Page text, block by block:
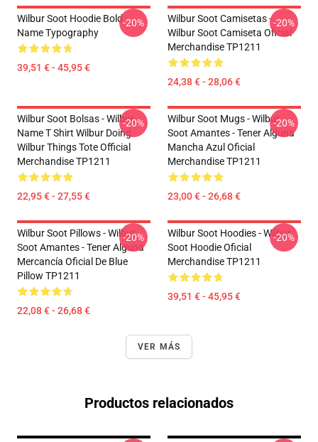
Wilbur Soot Hoodie Bold
Name Typography
39,51 € - 45,95 €
-20%
Wilbur Soot Camisetas -
Wilbur Soot Camiseta Oficial
Merchandise TP1211
24,38 € - 28,06 €
-20%
Wilbur Soot Bolsas - Wilbur
Name T Shirt Wilbur Doing
Wilbur Things Tote Official
Merchandise TP1211
22,95 € - 27,55 €
-20%
Wilbur Soot Mugs - Wilbur
Soot Amantes - Tener Alguna
Mancha Azul Oficial
Merchandise TP1211
23,00 € - 26,68 €
-20%
Wilbur Soot Pillows - Wilbur
Soot Amantes - Tener Alguna
Mercancía Oficial De Blue
Pillow TP1211
22,08 € - 26,68 €
-20%
Wilbur Soot Hoodies - Wilbur
Soot Hoodie Oficial
Merchandise TP1211
39,51 € - 45,95 €
-20%
VER MÁS
Productos relacionados